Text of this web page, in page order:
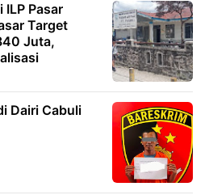
Pasar
Target
Juta,
Dairi Cabuli